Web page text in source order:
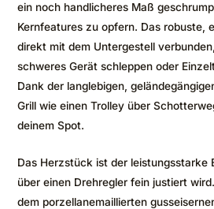
ein noch handlicheres Maß
Kernfeatures zu opfern. Das robuste,
direkt mit dem Untergestell
schweres Gerät schleppen oder
Dank der langlebigen,
Grill wie einen Trolley über
deinem Spot.
Das Herzstück ist der leistungsstarke
über einen Drehregler fein justiert
dem porzellanemaillierten